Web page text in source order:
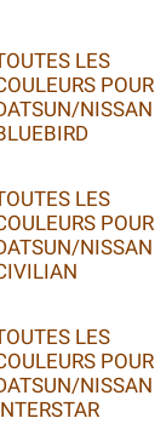
LES
POUR
NISSAN
LES
POUR
NISSAN
LES
POUR
NISSAN